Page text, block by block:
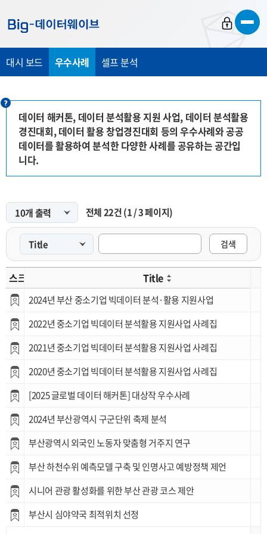
가
가
가
대시 보드 우수사례 셀프 분석
데이터 해커톤, 데이터 분석활용 지원 사업, 데이터 분석활용
경진대회, 데이터 활용 창업경진대회 등의 우수사례와 공공
데이터를 활용하여 분석한 다양한 사례를 공유하는 공간입
니다.
전체22건(1/3페이지)
검색
스크랩 Title
2024년 부산 중소기업 빅데이터 분석·활용 지원사업
2022년 중소기업 빅데이터 분석활용 지원사업 사례집
2021년 중소기업 빅데이터 분석활용 지원사업 사례집
2020년 중소기업 빅데이터 분석활용 지원사업 사례집
[2025 글로벌 데이터 해커톤] 대상작 우수사례
2024년 부산광역시 구군단위 축제 분석
부산광역시 외국인 노동자 맞춤형 거주지 연구
부산 하천수위 예측모델 구축 및 인명사고 예방정책 제언
시니어 관광 활성화를 위한 부산 관광 코스 제안
부산시 심야약국 최적위치 선정